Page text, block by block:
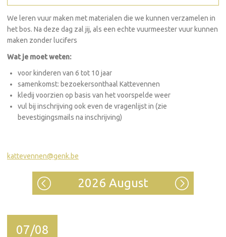
We leren vuur maken met materialen die we kunnen verzamelen in
het bos. Na deze dag zal jij, als een echte vuurmeester vuur kunnen
maken zonder lucifers
Wat je moet weten:
voor kinderen van 6 tot 10 jaar
samenkomst: bezoekersonthaal Kattevennen
kledij voorzien op basis van het voorspelde weer
vul bij inschrijving ook even de vragenlijst in (zie
bevestigingsmails na inschrijving)
kattevennen@genk.be
2026 August
07/08